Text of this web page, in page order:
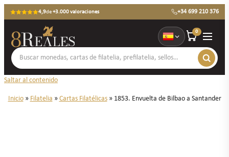
4,9de+3.000 valoraciones +34 699 210 376
0
Saltar al contenido
Inicio» Filatelia » Cartas Filatélicas» 1853. Envuelta de Bilbao a Santander